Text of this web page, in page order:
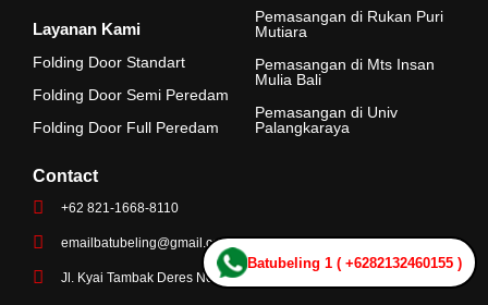
Layanan Kami
Folding Door Standart
Folding Door Semi Peredam
Folding Door Full Peredam
Pemasangan di Rukan Puri
Mutiara
Pemasangan di Mts Insan
Mulia Bali
Pemasangan di Univ
Palangkaraya
Contact
+62 821-1668-8110
emailbatubeling@gmail.co
Jl. Kyai Tambak Deres No.100B, Surabaya – 60124, Indonesia
Batubeling 1 ( +6282132460155 )